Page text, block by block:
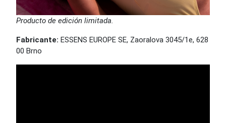
Producto de edición limitada.
Fabricante: ESSENS EUROPE SE, Zaoralova 3045/1e, 628
00 Brno